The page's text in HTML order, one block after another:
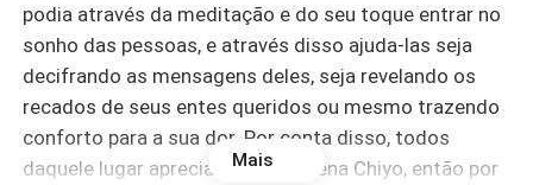
podia através da meditação e do seu toque entrar no
sonho das pessoas, e através disso ajuda-las seja
decifrando as mensagens deles, seja revelando os
recados de seus entes queridos ou mesmo trazendo
conforto para a sua dor. Por conta disso, todos
daquele lugar apreciavam a pequena Chiyo, então por
Mais